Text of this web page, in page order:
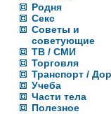
Родня
Секс
Советы и
советующие
ТВ / СМИ
Торговля
Транспорт /
Учеба
Части тела
Полезное